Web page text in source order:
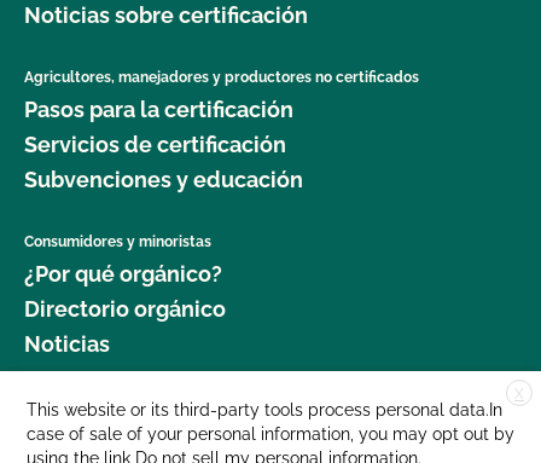
Noticias sobre certificación
Agricultores, manejadores y productores no certificados
Pasos para la certificación
Servicios de certificación
Subvenciones y educación
Consumidores y minoristas
¿Por qué orgánico?
Directorio orgánico
Noticias
Donar
Carreras profesionales
X
This website or its third-party tools process personal data.In
case of sale of your personal information, you may opt out by
using the link Do not sell my personal information.